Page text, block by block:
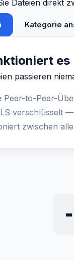
Dateien direkt
Kategorie
es
passieren
Peer-to-Peer-
verschlüsselt
zwischen